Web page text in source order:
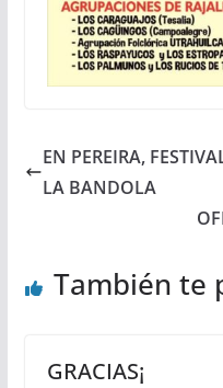
EN PEREIRA,
LA BANDOLA
También te
GRACIAS¡